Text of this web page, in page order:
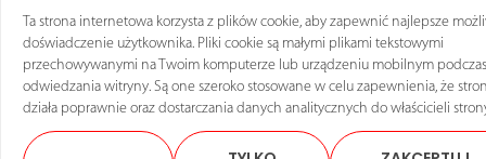
Katalog produktów
Regulamin zakupów
Ta strona internetowa korzysta z plików cookie, aby zapewnić najlepsze
doświadczenie użytkownika. Pliki cookie są małymi plikami tekstowymi
przechowywanymi na Twoim komputerze lub urządzeniu mobilnym podczas
odwiedzania witryny. Są one szeroko stosowane w celu zapewnienia, że
działa poprawnie oraz dostarczania danych analitycznych do właścicieli